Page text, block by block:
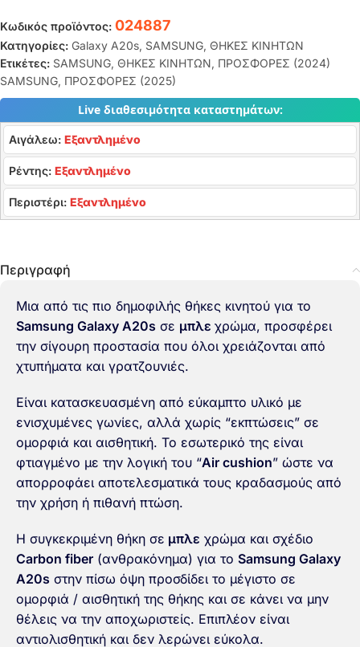
Κωδικός προϊόντος: 024887
Κατηγορίες: Galaxy A20s, SAMSUNG, ΘΗΚΕΣ ΚΙΝΗΤΩΝ
Ετικέτες: SAMSUNG, ΘΗΚΕΣ ΚΙΝΗΤΩΝ, ΠΡΟΣΦΟΡΕΣ (2024)
SAMSUNG, ΠΡΟΣΦΟΡΕΣ (2025)
Live διαθεσιμότητα καταστημάτων:
Αιγάλεω: Εξαντλημένο
Ρέντης: Εξαντλημένο
Περιστέρι: Εξαντλημένο
Περιγραφή
Μια από τις πιο δημοφιλής θήκες κινητού για το
Samsung Galaxy A20s σε μπλε χρώμα, προσφέρει
την σίγουρη προστασία που όλοι χρειάζονται από
χτυπήματα και γρατζουνιές.
Είναι κατασκευασμένη από εύκαμπτο υλικό με
ενισχυμένες γωνίες, αλλά χωρίς “εκπτώσεις” σε
ομορφιά και αισθητική. Το εσωτερικό της είναι
φτιαγμένο με την λογική του “Air cushion” ώστε να
απορροφάει αποτελεσματικά τους κραδασμούς από
την χρήση ή πιθανή πτώση.
Η συγκεκριμένη θήκη σε μπλε χρώμα και σχέδιο
Carbon fiber (ανθρακόνημα) για το Samsung Galaxy
A20s στην πίσω όψη προσδίδει το μέγιστο σε
ομορφιά / αισθητική της θήκης και σε κάνει να μην
θέλεις να την αποχωριστείς. Επιπλέον είναι
αντιολισθητική και δεν λερώνει εύκολα.